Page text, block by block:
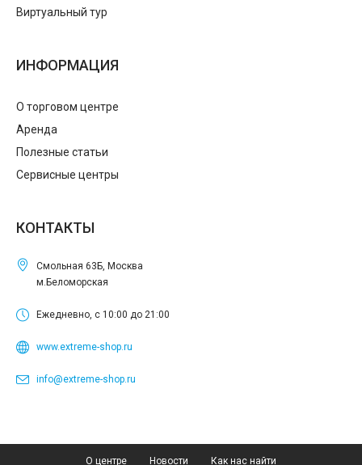
Виртуальный тур
ИНФОРМАЦИЯ
О торговом центре
Аренда
Полезные статьи
Сервисные центры
КОНТАКТЫ
Смольная 63Б, Москва
м.Беломорская
Ежедневно, с 10:00 до 21:00
www.extreme-shop.ru
info@extreme-shop.ru
О центре Новости Как нас найти